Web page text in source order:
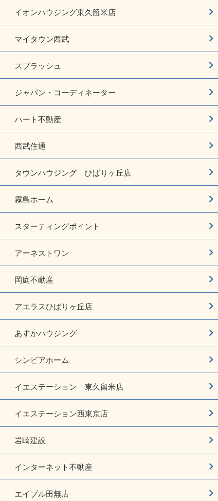
イオンハウジング東久留米店
マイタウン西武
スプラッシュ
ジャパン・コーディネーター
ハート不動産
西武住通
タウンハウジング ひばりヶ丘店
霧島ホーム
スターティングポイント
アーネストワン
岡庭不動産
アエラスひばりヶ丘店
あすかハウジング
シンビアホーム
イエステーション 東久留米店
イエステーション西東京店
岩崎建設
インターネット不動産
エイブル田無店